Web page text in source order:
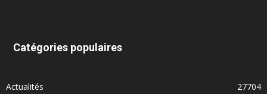
Catégories populaires
Actualités
27704